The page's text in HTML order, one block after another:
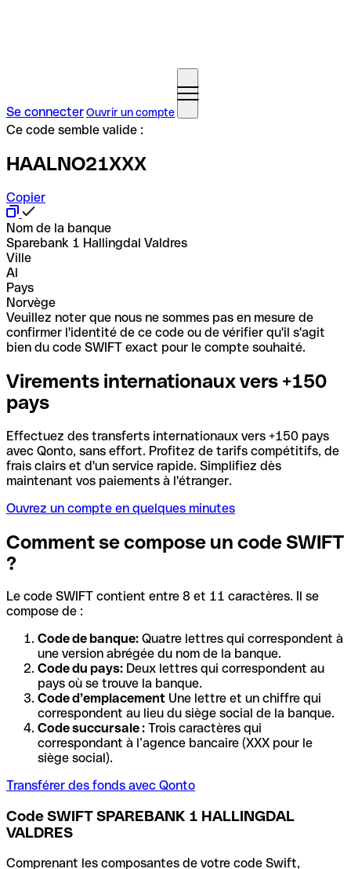
Se connecterOuvrir un compte
Ce code semble valide :
HAALNO21XXX
Copier
Nom de la banque
Sparebank 1 Hallingdal Valdres
Ville
Al
Pays
Norvège
Veuillez noter que nous ne sommes pas en mesure de
confirmer l'identité de ce code ou de vérifier qu'il s'agit
bien du code SWIFT exact pour le compte souhaité.
Virements internationaux vers +150
pays
Effectuez des transferts internationaux vers +150 pays
avec Qonto, sans effort. Profitez de tarifs compétitifs, de
frais clairs et d'un service rapide. Simplifiez dès
maintenant vos paiements à l'étranger.
Ouvrez un compte en quelques minutes
Comment se compose un code SWIFT
?
Le code SWIFT contient entre 8 et 11 caractères. Il se
compose de :
Code de banque: Quatre lettres qui correspondent à
une version abrégée du nom de la banque.
Code du pays: Deux lettres qui correspondent au
pays où se trouve la banque.
Code d’emplacement Une lettre et un chiffre qui
correspondent au lieu du siège social de la banque.
Code succursale : Trois caractères qui
correspondant à l’agence bancaire (XXX pour le
siège social).
Transférer des fonds avec Qonto
Code SWIFT SPAREBANK 1 HALLINGDAL
VALDRES
Comprenant les composantes de votre code Swift,